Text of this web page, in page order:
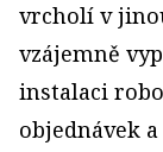
vrcholí v
vzájemně
instalaci
objednávek